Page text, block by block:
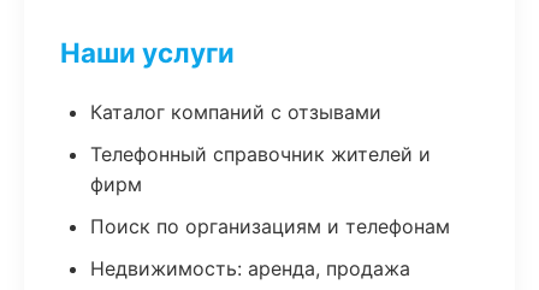
Наши услуги
Каталог компаний с отзывами
Телефонный справочник жителей и
фирм
Поиск по организациям и телефонам
Недвижимость: аренда, продажа